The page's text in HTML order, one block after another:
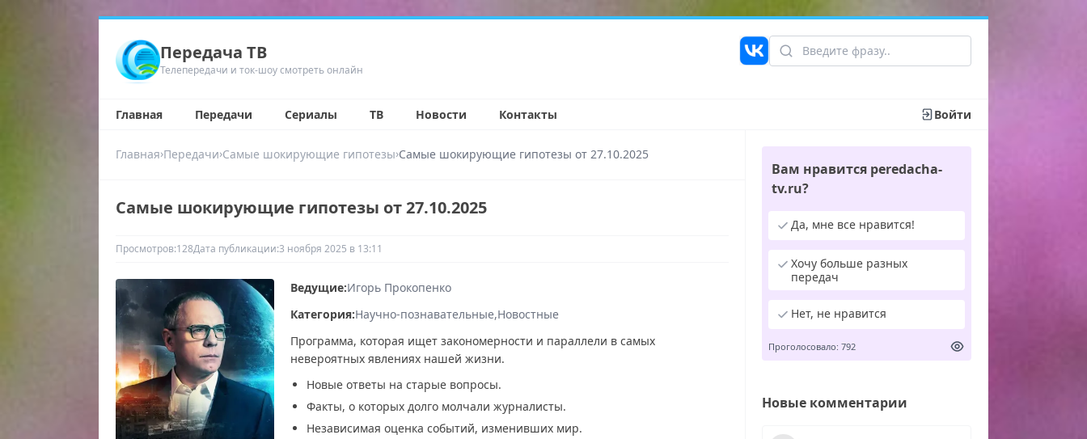
Передача ТВ
Телепередачи и ток-шоу смотреть онлайн
Главная Передачи Сериалы ТВ Новости Контакты Войти
Главная›Передачи›Самые шокирующие гипотезы›Самые шокирующие гипотезы от 27.10.2025
Самые шокирующие гипотезы от 27.10.2025
Просмотров:128Дата публикации:3 ноября 2025 в 13:11
Ведущие:Игорь Прокопенко
Категория:Научно-познавательные Новостные
Программа, которая ищет закономерности и параллели в самых
невероятных явлениях нашей жизни.
Новые ответы на старые вопросы.
Факты, о которых долго молчали журналисты.
Независимая оценка событий, изменивших мир.
Вам нравится peredacha-
tv.ru?
Да, мне все нравится!
Хочу больше разных
передач
Нет, не нравится
Проголосовало: 792
Новые комментарии